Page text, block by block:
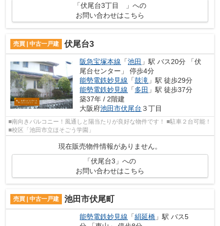
「伏尾台3丁目 」への
お問い合わせはこちら
売買 | 中古一戸建 伏尾台3
阪急宝塚本線 「池田 」駅 バス20分 「伏
尾台センター」 停歩4分
能勢電鉄妙見線 「鼓滝 」駅 徒歩29分
能勢電鉄妙見線 「多田 」駅 徒歩37分
築37年 / 2階建
大阪府池田市伏尾台 ３丁目
■南向きバルコニー！風通しと陽当たりが良好な物件です！ ■駐車２台可能！
■校区「池田市立ほそごう学園」
現在販売物件情報がありません。
「伏尾台3」への
お問い合わせはこちら
売買 | 中古一戸建 池田市伏尾町
能勢電鉄妙見線 「絹延橋 」駅 バス5